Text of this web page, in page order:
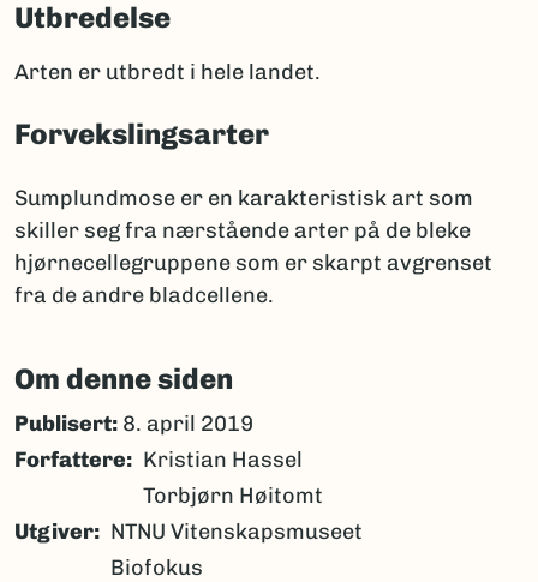
Utbredelse
Arten er utbredt i hele landet.
Forvekslingsarter
Sumplundmose er en karakteristisk art som
skiller seg fra nærstående arter på de bleke
hjørnecellegruppene som er skarpt avgrenset
fra de andre bladcellene.
Om denne siden
Publisert: 8. april 2019
Forfattere
Kristian Hassel
Torbjørn Høitomt
Utgiver
NTNU Vitenskapsmuseet
Biofokus